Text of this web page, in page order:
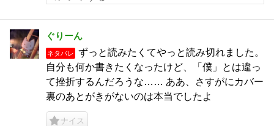
ぐりーん
ネタバレ
ずっと読みたくてやっと読み切れました。
自分も何か書きたくなったけど、「僕」とは違っ
て挫折するんだろうな…… ああ、さすがにカバー
裏のあとがきがないのは本当でしたよ
ナイス